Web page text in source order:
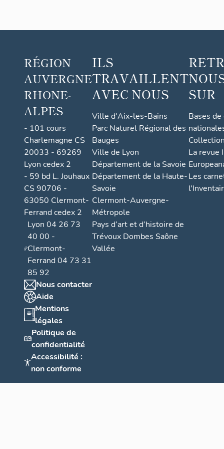
RÉGION
AUVERGNE
RHONE-
ALPES
- 101 cours
Charlemagne CS
20033 - 69269
Lyon cedex 2
- 59 bd L. Jouhaux
CS 90706 -
63050 Clermont-
Ferrand cedex 2
Lyon 04 26 73
40 00 -
Clermont-
Ferrand 04 73 31
85 92
Nous contacter
Aide
Mentions
légales
Politique de
confidentialité
Accessibilité :
non conforme
ILS
TRAVAILLENT
AVEC NOUS
Ville d'Aix-les-Bains
Parc Naturel Régional des
Bauges
Ville de Lyon
Département de la Savoie
Département de la Haute-
Savoie
Clermont-Auvergne-
Métropole
Pays d’art et d’histoire de
Trévoux Dombes Saône
Vallée
SUR
Bases
La revue
Les